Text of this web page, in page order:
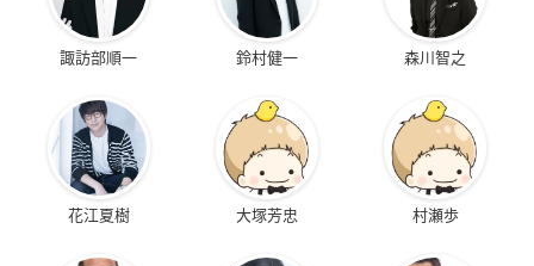
諏訪部順一 鈴村健一 森川智之
花江夏樹 大塚芳忠 村瀬歩